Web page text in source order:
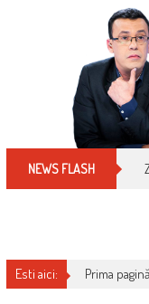
NEWS FLASH
Esti aici: Prima